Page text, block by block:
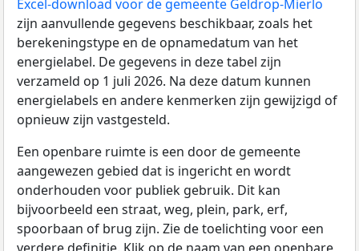
Excel-download voor de gemeente Geldrop-Mierlo
zijn aanvullende gegevens beschikbaar, zoals het
berekeningstype en de opnamedatum van het
energielabel. De gegevens in deze tabel zijn
verzameld op 1 juli 2026. Na deze datum kunnen
energielabels en andere kenmerken zijn gewijzigd of
opnieuw zijn vastgesteld.
Een openbare ruimte is een door de gemeente
aangewezen gebied dat is ingericht en wordt
onderhouden voor publiek gebruik. Dit kan
bijvoorbeeld een straat, weg, plein, park, erf,
spoorbaan of brug zijn. Zie de toelichting voor een